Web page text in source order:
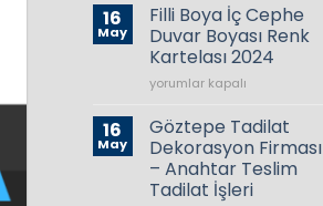
16
May
Filli Boya İç Cephe
Duvar Boyası Renk
Kartelası 2024
Filli
İç
Cephe
Duvar
Boyası
Renk
yorumlar kapalı
16
May
Göztepe Tadilat
Dekorasyon Firması
– Anahtar Teslim
Tadilat İşleri